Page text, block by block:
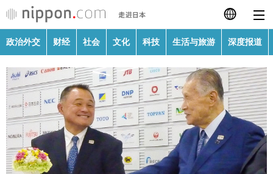
日本語
English
繁體字
Français
Español
政治外交
财经
政治外交 财经 社会 文化 科技 生活与旅游 深度报道